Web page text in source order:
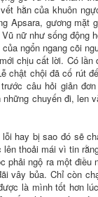
hằn của khuôn
Apsara, gương mặt
nữ như sống động
ngổn ngang cõi
chịu cất lời. Có
chật chội đã cố rút
câu hỏi giản
chuyến đi,
hay bị sao đó sẽ
thoải mái vì tin
phải ngộ ra một
vây bủa. Chỉ còn
là mình tốt hơn